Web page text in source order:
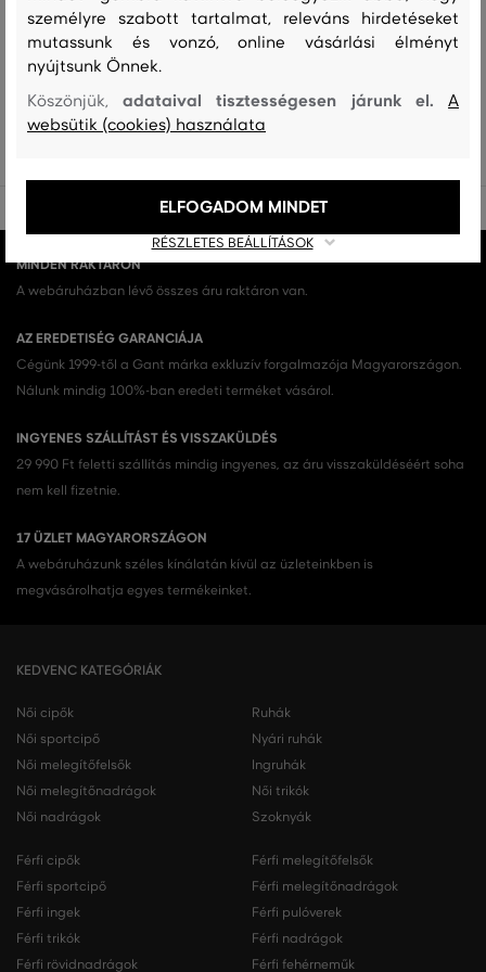
Ez még nem minden!
Az összes megnézése Női melegítőfelsők és nadrágok (24)
NŐI MELEGÍTŐFELSŐK ÉS NADRÁGOK (24)
MINDEN RAKTÁRON
A webáruházban lévő összes áru raktáron van.
AZ EREDETISÉG GARANCIÁJA
Cégünk 1999-től a Gant márka exkluzív forgalmazója Magyarországon.
Nálunk mindig 100%-ban eredeti terméket vásárol.
INGYENES SZÁLLÍTÁST ÉS VISSZAKÜLDÉS
29 990 Ft feletti szállítás mindig ingyenes, az áru visszaküldéséért soha
nem kell fizetnie.
17 ÜZLET MAGYARORSZÁGON
A webáruházunk széles kínálatán kívül az üzleteinkben is
megvásárolhatja egyes termékeinket.
KEDVENC KATEGÓRIÁK
Női cipők
Női sportcipő
Női melegítőfelsők
Női melegítőnadrágok
Női nadrágok
Ruhák
Nyári ruhák
Ingruhák
Női trikók
Szoknyák
Férfi cipők
Férfi sportcipő
Férfi ingek
Férfi trikók
Férfi rövidnadrágok
Férfi melegítőfelsők
Férfi melegítőnadrágok
Férfi pulóverek
Férfi nadrágok
Férfi fehérneműk
személyre szabott tartalmat, releváns hirdetéseket
mutassunk és vonzó, online vásárlási élményt
nyújtsunk Önnek.
Köszönjük,adataival tisztességesen járunk el.A
websütik (cookies) használata
RÉSZLETES BEÁLLÍTÁSOK
ELFOGADOM MINDET